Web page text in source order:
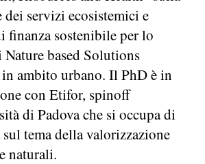
dei servizi ecosistemici e
finanza sostenibile per lo
based Solutions
ambito urbano. Il PhD è in
con Etifor, spinoff
di Padova che si occupa di
tema della valorizzazione
naturali.